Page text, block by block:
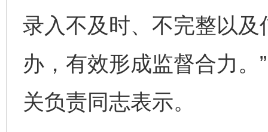
录入不及时、不完整以
办，有效形成监督合力
关负责同志表示。